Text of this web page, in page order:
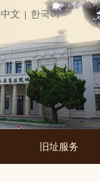
中文 한국어
旧址服务